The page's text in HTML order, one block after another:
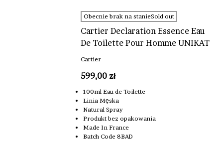
Obecnie brak na stanieSold out
Cartier Declaration Essence Eau
De Toilette Pour Homme UNIKAT
Cartier
599,00 zł
100ml Eau de Toilette
Linia Męska
Natural Spray
Produkt bez opakowania
Made In France
Batch Code 8BAD